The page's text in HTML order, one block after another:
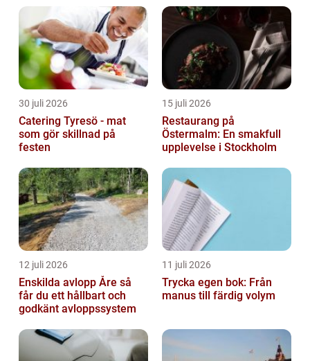
30 juli 2026
Catering Tyresö - mat
som gör skillnad på
festen
15 juli 2026
Restaurang på
Östermalm: En smakfull
upplevelse i Stockholm
12 juli 2026
Enskilda avlopp Åre så
får du ett hållbart och
godkänt avloppssystem
11 juli 2026
Trycka egen bok: Från
manus till färdig volym